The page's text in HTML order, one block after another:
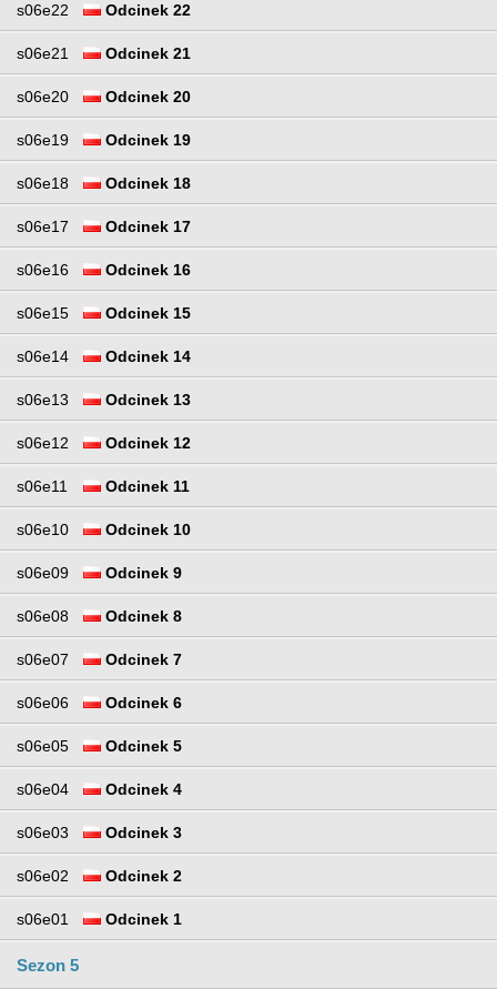
s06e22 Odcinek 22
s06e21 Odcinek 21
s06e20 Odcinek 20
s06e19 Odcinek 19
s06e18 Odcinek 18
s06e17 Odcinek 17
s06e16 Odcinek 16
s06e15 Odcinek 15
s06e14 Odcinek 14
s06e13 Odcinek 13
s06e12 Odcinek 12
s06e11 Odcinek 11
s06e10 Odcinek 10
s06e09 Odcinek 9
s06e08 Odcinek 8
s06e07 Odcinek 7
s06e06 Odcinek 6
s06e05 Odcinek 5
s06e04 Odcinek 4
s06e03 Odcinek 3
s06e02 Odcinek 2
s06e01 Odcinek 1
Sezon 5